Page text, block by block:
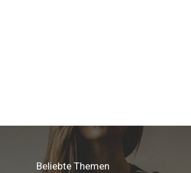
Beliebte Themen